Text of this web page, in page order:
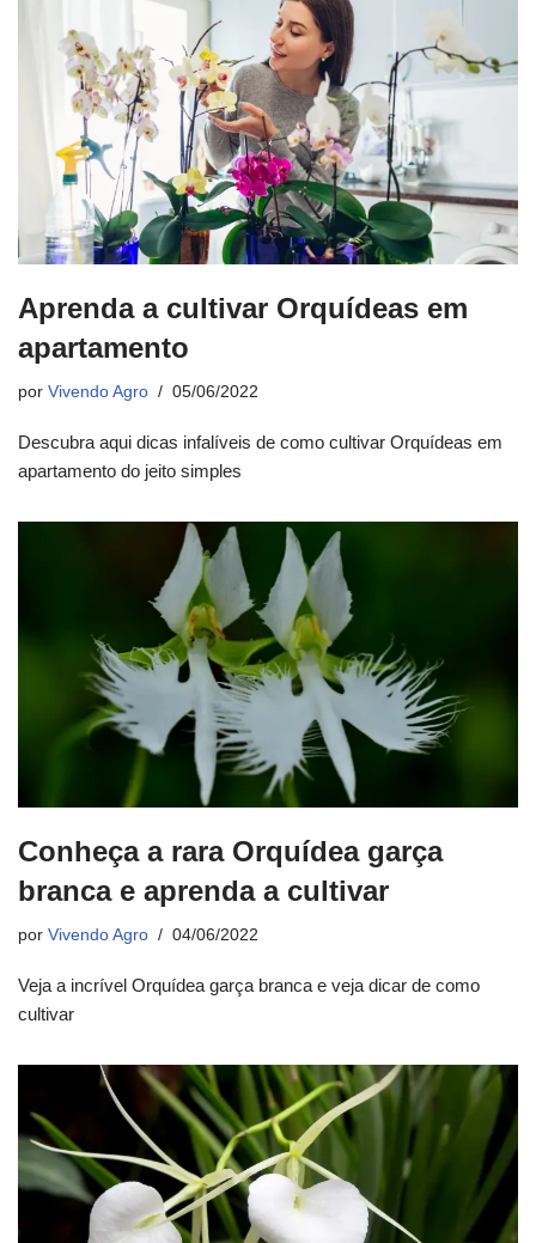
Aprenda a cultivar Orquídeas em
apartamento
por Vivendo Agro 05/06/2022
Descubra aqui dicas infalíveis de como cultivar Orquídeas em
apartamento do jeito simples
Conheça a rara Orquídea garça
branca e aprenda a cultivar
por Vivendo Agro 04/06/2022
Veja a incrível Orquídea garça branca e veja dicar de como
cultivar